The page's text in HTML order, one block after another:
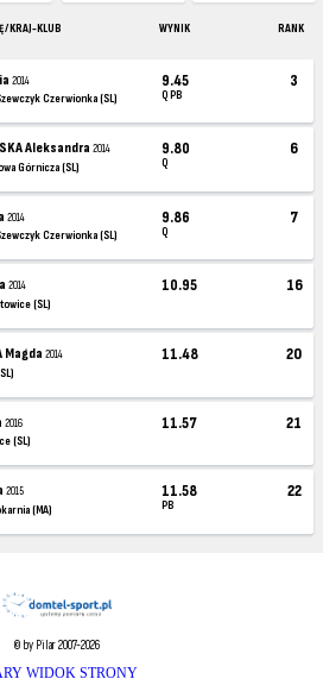
/ KRAJ-KLUB WYNIK RANK
2014
Czerwionka (SL)
9.45
Q PB
3
Aleksandra2014
Górnicza (SL)
9.80
Q
6
2014
Czerwionka (SL)
9.86
Q
7
2014
(SL)
10.95 16
Magda2014
11.48 20
2016
(SL)
11.57 21
2015
(MA)
11.58
PB
22
© by Pilar 2007-2026
WIDOK STRONY